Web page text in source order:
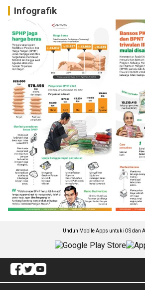
Infografik
Unduh Mobile Apps untuk iOS dan